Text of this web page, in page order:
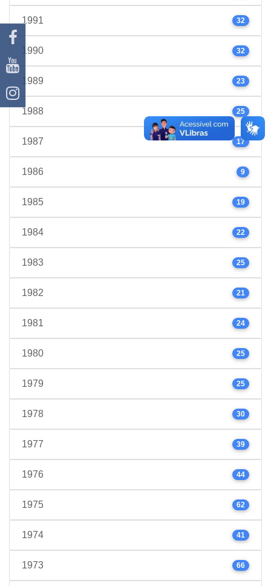
1991 32
1990 32
1989 23
1988 25
1987 17
1986 9
1985 19
1984 22
1983 25
1982 21
1981 24
1980 25
1979 25
1978 30
1977 39
1976 44
1975 62
1974 41
1973 66